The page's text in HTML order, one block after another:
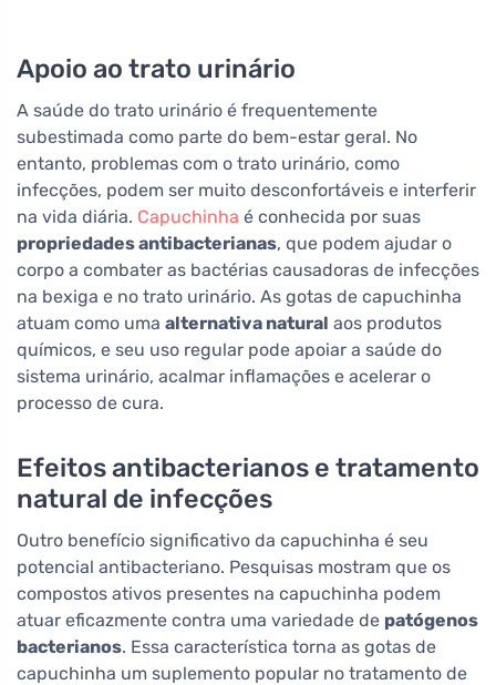
Apoio ao trato urinário
A saúde do trato urinário é frequentemente
subestimada como parte do bem-estar geral. No
entanto, problemas com o trato urinário, como
infecções, podem ser muito desconfortáveis e interferir
na vida diária. Capuchinha é conhecida por suas
propriedades antibacterianas, que podem ajudar o
corpo a combater as bactérias causadoras de infecções
na bexiga e no trato urinário. As gotas de capuchinha
atuam como uma alternativa natural aos produtos
químicos, e seu uso regular pode apoiar a saúde do
sistema urinário, acalmar inflamações e acelerar o
processo de cura.
Efeitos antibacterianos e tratamento
natural de infecções
Outro benefício significativo da capuchinha é seu
potencial antibacteriano. Pesquisas mostram que os
compostos ativos presentes na capuchinha podem
atuar eficazmente contra uma variedade de patógenos
bacterianos. Essa característica torna as gotas de
capuchinha um suplemento popular no tratamento de